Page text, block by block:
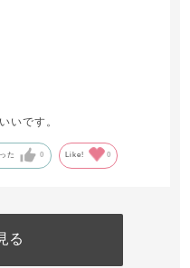
いです。
た 0 Like! 0
る